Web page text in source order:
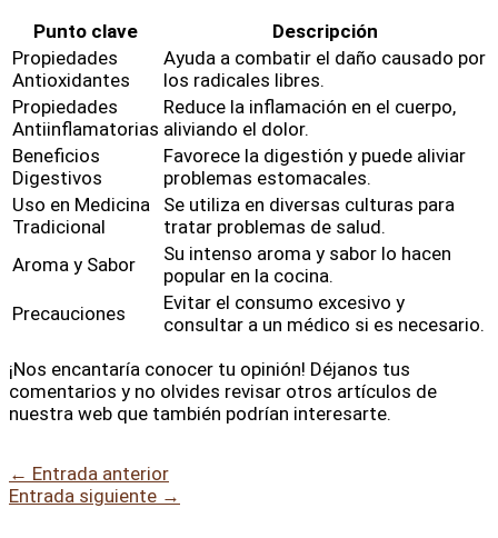
Punto clave
Descripción
Propiedades
Antioxidantes
Ayuda a combatir el daño causado por
los radicales libres.
Propiedades
Antiinflamatorias
Reduce la inflamación en el cuerpo,
aliviando el dolor.
Beneficios
Digestivos
Favorece la digestión y puede aliviar
problemas estomacales.
Uso en Medicina
Tradicional
Se utiliza en diversas culturas para
tratar problemas de salud.
Aroma y Sabor
Su intenso aroma y sabor lo hacen
popular en la cocina.
Precauciones
Evitar el consumo excesivo y
consultar a un médico si es necesario.
¡Nos encantaría conocer tu opinión! Déjanos tus
comentarios y no olvides revisar otros artículos de
nuestra web que también podrían interesarte.
← Entrada anterior
Entrada siguiente →